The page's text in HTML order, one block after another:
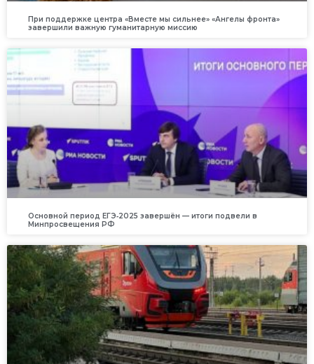
При поддержке центра «Вместе мы сильнее» «Ангелы фронта»
завершили важную гуманитарную миссию
Основной период ЕГЭ‑2025 завершён — итоги подвели в
Минпросвещения РФ